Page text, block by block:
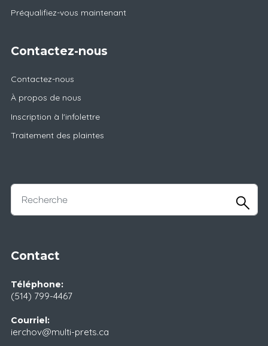
Préqualifiez-vous maintenant
Contactez-nous
Contactez-nous
À propos de nous
Inscription à l'infolettre
Traitement des plaintes
Contact
Téléphone:
(514) 799-4467
Courriel:
ierchov@multi-prets.ca